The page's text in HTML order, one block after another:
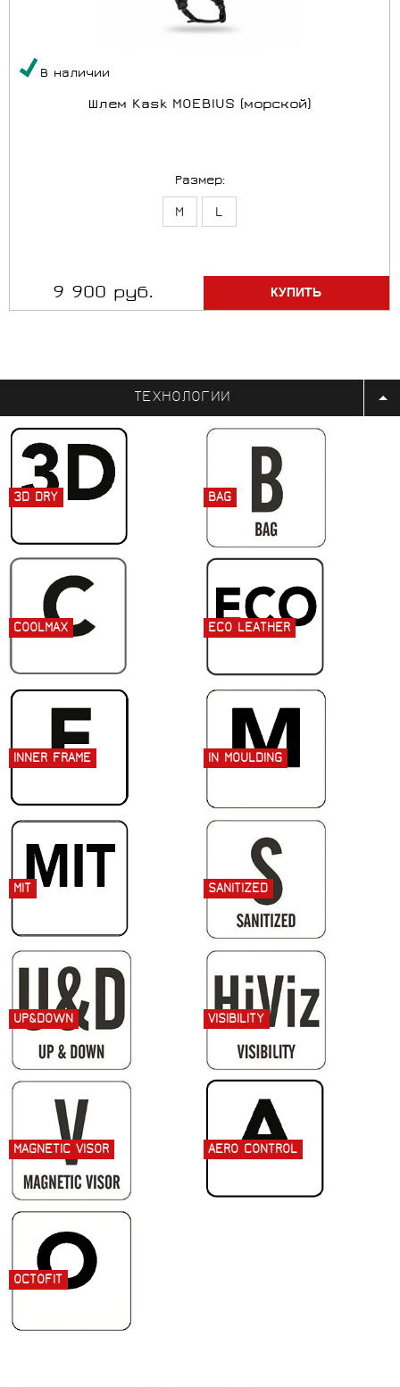
В наличии
Шлем Kask MOEBIUS (морской)
Размер:
M L
9 900 руб.
ТЕХНОЛОГИИ
3D DRY BAG
COOLMAX ECO LEATHER
INNER FRAME IN MOULDING
MIT SANITIZED
UP&DOWN VISIBILITY
MAGNETIC VISOR AERO CONTROL
OCTOFIT